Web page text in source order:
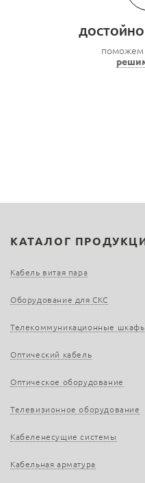
поможем
КАТАЛОГ
Кабель витая пара
Оборудование для СКС
Телекоммуникационные шкафы
Оптический кабель
Оптическое оборудование
Телевизионное оборудование
Кабеленесущие системы
Кабельная арматура